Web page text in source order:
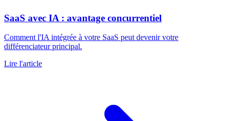
SaaS avec IA : avantage concurrentiel
Comment l'IA intégrée à votre SaaS peut devenir votre
différenciateur principal.
Lire l'article